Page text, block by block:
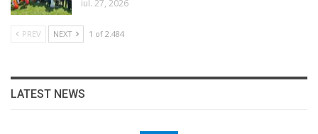
iul. 27, 2026
PREV NEXT 1 of 2.484
LATEST NEWS